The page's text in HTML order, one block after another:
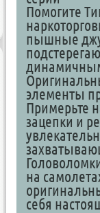
Помогите
пышные
элементы
Примерьте
зацепки и
на
себя